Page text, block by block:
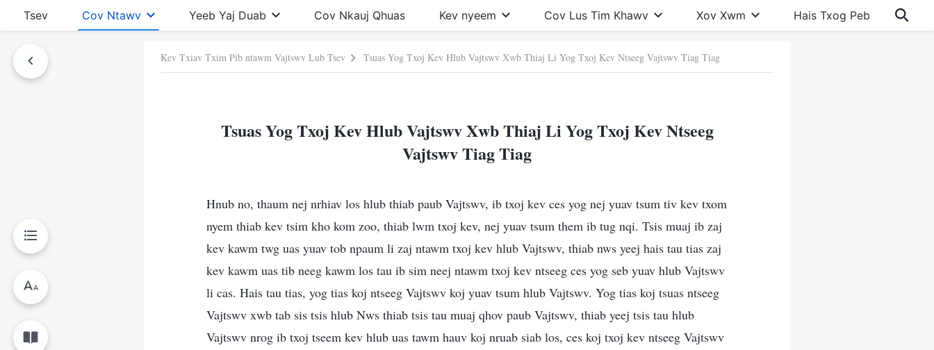
Tsev Cov Ntawv Yeeb Yaj Duab Cov Nkauj Qhuas Kev nyeem Cov Lus Tim Khawv Xov Xwm Hais Txog Peb
Kev Txiav Txim Pib ntawm Vajtswv Lub Tsev Tsuas Yog Txoj Kev Hlub Vajtswv Xwb Thiaj Li Yog Txoj Kev Ntseeg Vajtswv Tiag Tiag
Tsuas Yog Txoj Kev Hlub Vajtswv Xwb Thiaj Li Yog Txoj Kev Ntseeg
Vajtswv Tiag Tiag
Hnub no, thaum nej nrhiav los hlub thiab paub Vajtswv, ib txoj kev ces yog nej yuav tsum tiv kev txom
nyem thiab kev tsim kho kom zoo, thiab lwm txoj kev, nej yuav tsum them ib tug nqi. Tsis muaj ib zaj
kev kawm twg uas yuav tob npaum li zaj ntawm txoj kev hlub Vajtswv, thiab nws yeej hais tau tias zaj
kev kawm uas tib neeg kawm los tau ib sim neej ntawm txoj kev ntseeg ces yog seb yuav hlub Vajtswv
li cas. Hais tau tias, yog tias koj ntseeg Vajtswv koj yuav tsum hlub Vajtswv. Yog tias koj tsuas ntseeg
Vajtswv xwb tab sis tsis hlub Nws thiab tsis tau muaj qhov paub Vajtswv, thiab yeej tsis tau hlub
Vajtswv nrog ib txoj tseem kev hlub uas tawm hauv koj nruab siab los, ces koj txoj kev ntseeg Vajtswv